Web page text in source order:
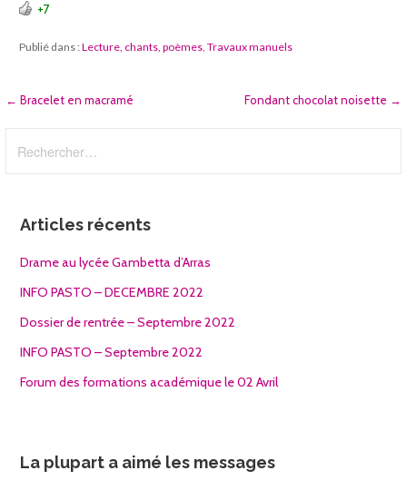
+7
Publié dans :Lecture, chants, poèmes, Travaux manuels
Navigation
← Bracelet en macramé Fondant chocolat noisette →
Articles récents
Drame au lycée Gambetta d’Arras
INFO PASTO – DECEMBRE 2022
Dossier de rentrée – Septembre 2022
INFO PASTO – Septembre 2022
Forum des formations académique le 02 Avril
La plupart a aimé les messages